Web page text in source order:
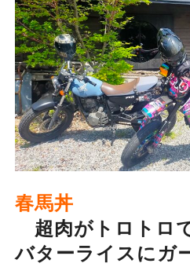
春馬丼
超肉がトロトロ
バターライスにガ